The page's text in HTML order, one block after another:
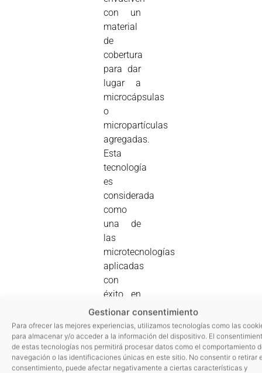
Gestionar consentimiento
Para ofrecer las mejores experiencias, utilizamos tecnologías como las
para almacenar y/o acceder a la información del dispositivo. El
de estas tecnologías nos permitirá procesar datos como el comportamiento
navegación o las identificaciones únicas en este sitio. No consentir o retirar
consentimiento, puede afectar negativamente a ciertas características y
con un
material
de
cobertura
para dar
lugar a
microcápsulas
o
micropartículas
agregadas.
Esta
tecnología
es
considerada
como
una de
las
microtecnologías
aplicadas
con
éxito en
el
ámbito
alimentario
y de la
biotecnología